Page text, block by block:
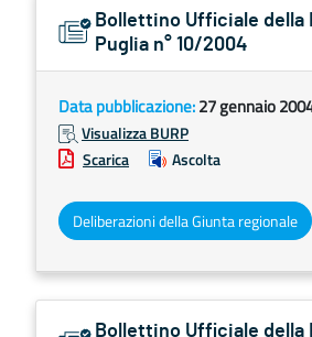
Bollettino Ufficiale della
Puglia n° 10/2004
Data pubblicazione:27 gennaio
Visualizza BURP
Scarica
Ascolta
Deliberazioni della Giunta regionale
Bollettino Ufficiale della